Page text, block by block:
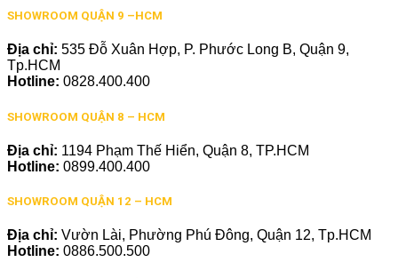
SHOWROOM QUẬN 9 –HCM
Địa chỉ: 535 Đỗ Xuân Hợp, P. Phước Long B, Quận 9,
Tp.HCM
Hotline: 0828.400.400
SHOWROOM QUẬN 8 – HCM
Địa chỉ: 1194 Phạm Thế Hiển, Quận 8, TP.HCM
Hotline: 0899.400.400
SHOWROOM QUẬN 12 – HCM
Địa chỉ: Vườn Lài, Phường Phú Đông, Quận 12, Tp.HCM
Hotline: 0886.500.500